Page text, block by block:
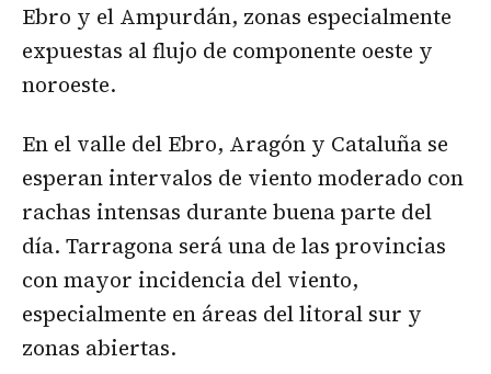
Ebro y el Ampurdán, zonas especialmente
expuestas al flujo de componente oeste y
noroeste.
En el valle del Ebro, Aragón y Cataluña se
esperan intervalos de viento moderado con
rachas intensas durante buena parte del
día. Tarragona será una de las provincias
con mayor incidencia del viento,
especialmente en áreas del litoral sur y
zonas abiertas.